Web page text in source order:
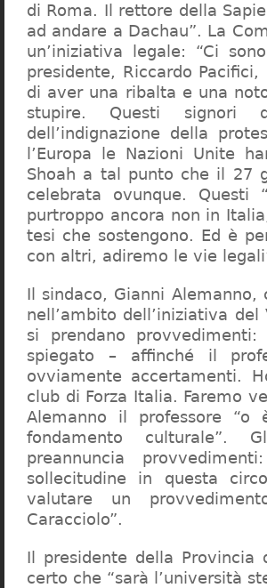
di Roma. Il rettore della
ad andare a Dachau”. La
un’iniziativa legale: “Ci
presidente, Riccardo
di aver una ribalta e una
stupire. Questi signori
dell’indignazione della
l’Europa le Nazioni Unite
Shoah a tal punto che il 27
celebrata ovunque. Questi
purtroppo ancora non in
tesi che sostengono. Ed è
con altri, adiremo le vie
Il sindaco, Gianni
nell’ambito dell’iniziativa
si prendano
spiegato – affinché il
ovviamente accertamenti.
club di Forza Italia. Faremo
Alemanno il professore
fondamento culturale”.
preannuncia
sollecitudine in questa
valutare un
Caracciolo”.
Il presidente della Provincia
certo che “sarà l’università